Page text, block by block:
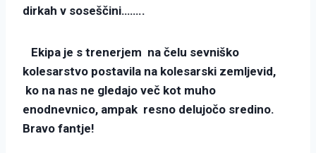
dirkah v soseščini……..
Ekipa je s trenerjem na čelu sevniško
kolesarstvo postavila na kolesarski zemljevid,
ko na nas ne gledajo več kot muho
enodnevnico, ampak resno delujočo sredino.
Bravo fantje!